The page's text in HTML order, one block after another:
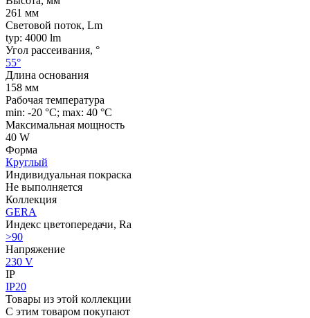
261 мм
Световой поток, Lm
typ: 4000 lm
Угол рассеивания, °
55°
Длина основания
158 мм
Рабочая температура
min: -20 °C; max: 40 °C
Максимальная мощность
40 W
Форма
Круглый
Индивидуальная покраска
Не выполняется
Коллекция
GERA
Индекс цветопередачи, Ra
>90
Напряжение
230 V
IP
IP20
Товары из этой коллекции
С этим товаром покупают